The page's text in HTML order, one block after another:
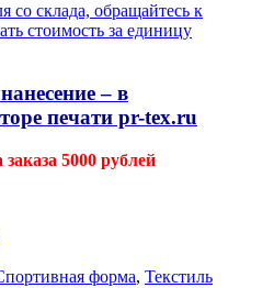
со склада, обращайтесь к
стоимость за единицу
– в
печати pr-tex.ru
5000 рублей
форма, Текстиль